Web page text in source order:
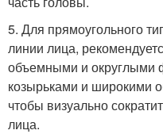
5. Для прямоугольного
линии лица,
объемными и
козырьками и широкими
чтобы визуально
лица.